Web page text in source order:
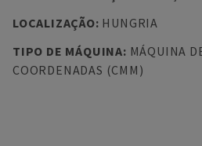
LOCALIZAÇÃO: HUNGRIA
TIPO DE MÁQUINA: MÁQUINA
COORDENADAS (CMM)